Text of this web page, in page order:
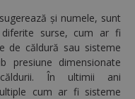
și numele, sunt
surse, cum ar fi
de căldură sau sisteme
presiune dimensionate
În ultimii ani
cum ar fi sisteme